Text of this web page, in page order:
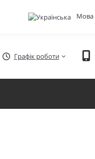
Мова
Графік роботи